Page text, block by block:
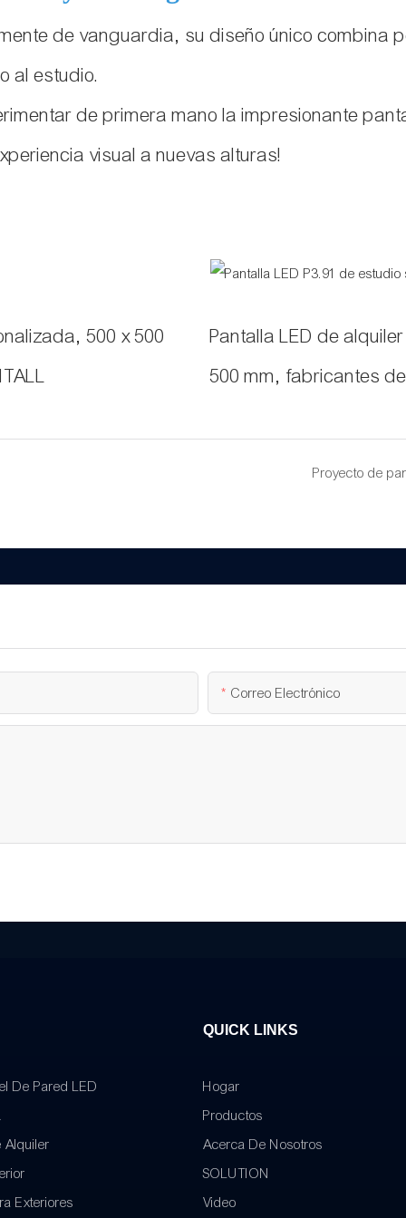
de vanguardia, su diseño único combina
al estudio.
de primera mano la impresionante
visual a nuevas alturas!
500 x 500
Pantalla LED de
500 mm, fabricantes
Proyecto de
Correo Electrónico
De Pared LED
Alquiler
Exteriores
QUICK LINKS
Hogar
Productos
Acerca De Nosotros
SOLUTION
Video